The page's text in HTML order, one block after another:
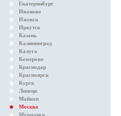
Екатеринбург
Иваново
Ижевск
Иркутск
Казань
Калининград
Калуга
Кемерово
Краснодар
Красноярск
Курск
Липецк
Майкоп
Москва
Мурманск